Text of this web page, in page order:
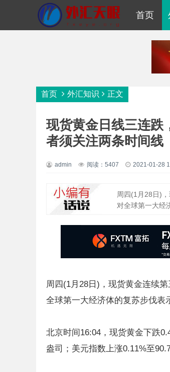
首页
首页 外汇知识 正文
现货黄金日线三连跌
者须关注两条时间线
admin 阅读：5407 2021-01-28
周四(1月28日)
对全球第一大经
周四(1月28日)，现货黄金连续
全球第一大经济体的复苏步伐表
北京时间16:04，现货黄金下跌
盎司；美元指数上涨0.11%至